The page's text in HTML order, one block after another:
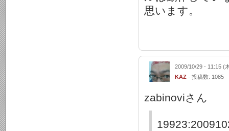
思います。
2009/10/29 - 11:15 (
KAZ - 投稿数: 1085
zabinoviさん